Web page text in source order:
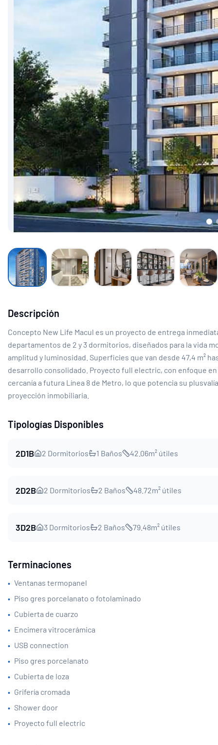
Descripción
Concepto New Life Macul es un proyecto de entrega
departamentos de 2 y 3 dormitorios, diseñados para la vida
amplitud y luminosidad. Superficies que van desde 47,4 m²
desarrollo consolidado. Proyecto full electric, con enfoque
cercanía a futura Línea 8 de Metro, lo que potencia su
proyección inmobiliaria.
Tipologías Disponibles
2D1B 2 Dormitorios 1 Baños 42.06m² útiles
2D2B 2 Dormitorios 2 Baños 48.72m² útiles
3D2B 3 Dormitorios 2 Baños 79.48m² útiles
Terminaciones
• Ventanas termopanel
• Piso gres porcelanato o fotolaminado
• Cubierta de cuarzo
• Encimera vitrocerámica
• USB connection
• Piso gres porcelanato
• Cubierta de loza
• Grifería cromada
• Shower door
• Proyecto full electric